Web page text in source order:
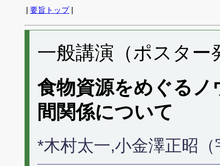
要旨トップ|
一般講演（ポスター
食物資源をめぐる
間関係について
*木村太一,小金澤正昭（